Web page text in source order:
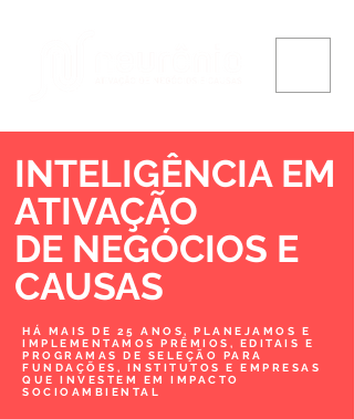
INTELIGÊNCIA EM
ATIVAÇÃO
DE NEGÓCIOS E
CAUSAS
HÁ MAIS DE 25 ANOS, PLANEJAMOS E
IMPLEMENTAMOS PRÊMIOS, EDITAIS E
PROGRAMAS DE SELEÇÃO PARA
FUNDAÇÕES, INSTITUTOS E EMPRESAS
QUE INVESTEM EM IMPACTO
SOCIOAMBIENTAL